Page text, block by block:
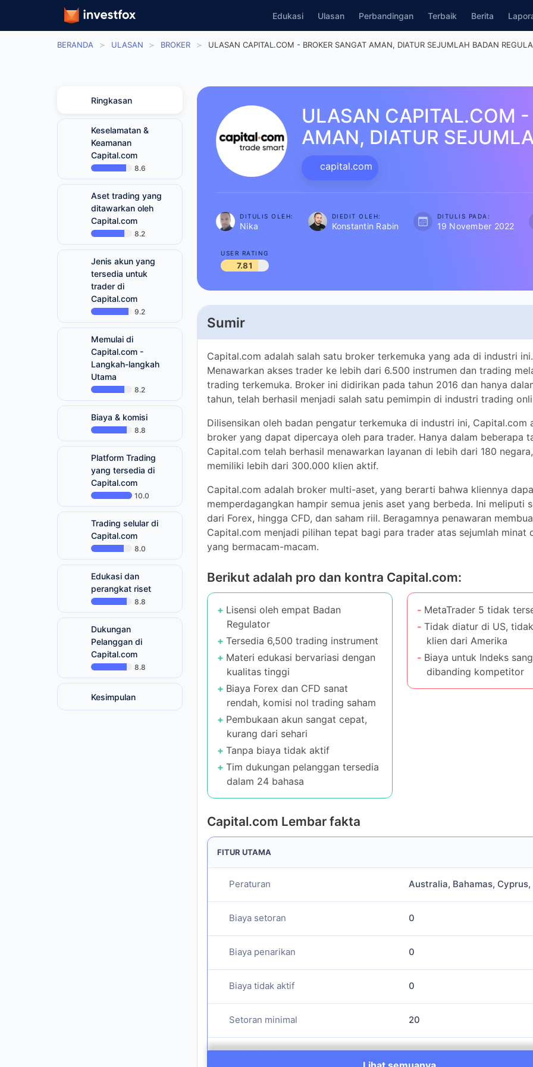
Edukasi Ulasan Perbandingan Terbaik Berita
BERANDA ULASAN BROKER ULASAN CAPITAL.COM - BROKER SANGAT AMAN, DIATUR SEJUMLAH BADAN
Ringkasan
Keselamatan &
Keamanan
Capital.com
8.6
Aset trading yang
ditawarkan oleh
Capital.com
8.2
Jenis akun yang
tersedia untuk trader
di Capital.com
9.2
Memulai di
Capital.com -
Langkah-langkah
Utama
Biaya & komisi
8.8
Platform Trading
yang tersedia di
Capital.com
10.0
Trading selular di
Capital.com
8.0
Edukasi dan
perangkat riset
8.8
Dukungan Pelanggan
di Capital.com
8.8
Kesimpulan
ULASAN CAPITAL.COM -
AMAN, DIATUR
capital.com
DITULIS OLEH:
Nika
DIEDIT OLEH:
Konstantin Rabin
DITULIS PADA:
19 November 2022
USER RATING
7.81
Sumir
Capital.com adalah salah satu broker terkemuka yang ada di industri ini.
akses trader ke lebih dari 6.500 instrumen dan trading melalui platform
Broker ini didirikan pada tahun 2016 dan hanya dalam beberapa tahun, telah
menjadi salah satu pemimpin di industri trading online.
Dilisensikan oleh badan pengatur terkemuka di industri ini, Capital.com
dapat dipercaya oleh para trader. Hanya dalam beberapa tahun, Capital.com
menawarkan layanan di lebih dari 180 negara, menariknya memiliki lebih
klien aktif.
Capital.com adalah broker multi-aset, yang berarti bahwa kliennya dapat
memperdagangkan hampir semua jenis aset yang berbeda. Ini meliputi
Forex, hingga CFD, dan saham riil. Beragamnya penawaran membuat
pilihan tepat bagi para trader atas sejumlah minat dan keinginan yang
Lisensi oleh empat Badan Regulator
Tersedia 6,500 trading instrument
Materi edukasi bervariasi dengan
kualitas tinggi
Biaya Forex dan CFD sanat rendah,
komisi nol trading saham
Pembukaan akun sangat cepat,
kurang dari sehari
Tanpa biaya tidak aktif
Tim dukungan pelanggan tersedia
dalam 24 bahasa
MetaTrader 5 tidak
Tidak diatur di US, tidak
klien dari Amerika
Biaya untuk Indeks
dibanding kompetitor
Capital.com Lembar fakta
FITUR UTAMA
Peraturan
Biaya setoran 0
Biaya penarikan 0
Biaya tidak aktif 0
Setoran minimal 20
Aktivasi minimal 0
Jumlah aset 6000+
Lihat semuanya